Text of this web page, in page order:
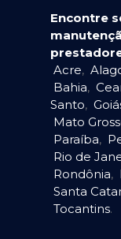
Encontre
Acre,
Bahia,
Santo,
Mato
Paraíba,
Rio de
Rondônia,
Santa
Tocantins.